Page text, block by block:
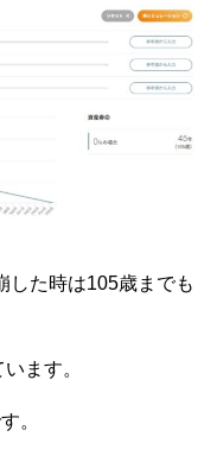
した時は105歳までも
ます。
。